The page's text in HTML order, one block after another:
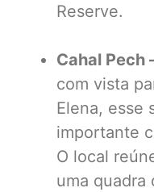
Reserve.
Cahal Pech
com vista
Elena, esse
importante
O local
uma quadra